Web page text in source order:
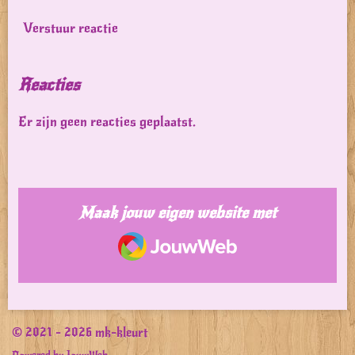
Verstuur reactie
Reacties
Er zijn geen reacties geplaatst.
Maak jouw eigen website met
JouwWeb
© 2021 - 2026 mk-kleurt